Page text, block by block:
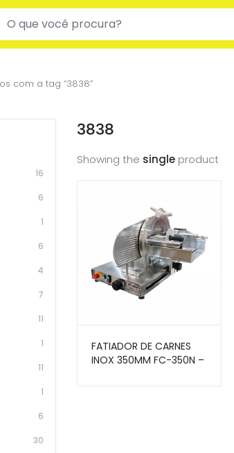
for:
com a tag “3838”
3838
Showing the single product
FATIADOR DE CARNES
INOX 350MM FC-350N –
16
6
1
6
4
7
11
1
11
1
6
30